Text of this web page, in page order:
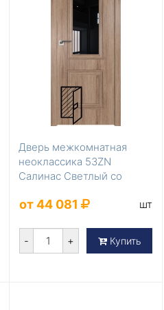
Дверь межкомнатная
неоклассика 53ZN
Салинас Светлый со
от 44 081 шт
- + Купить